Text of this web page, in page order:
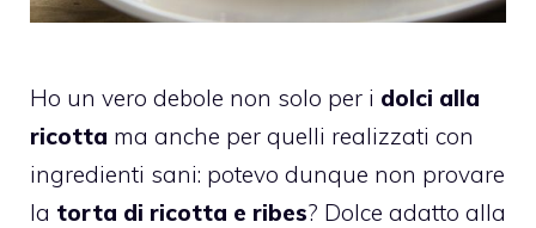
Ho un vero debole non solo per i dolci alla
ricotta ma anche per quelli realizzati con
ingredienti sani: potevo dunque non provare
la torta di ricotta e ribes? Dolce adatto alla